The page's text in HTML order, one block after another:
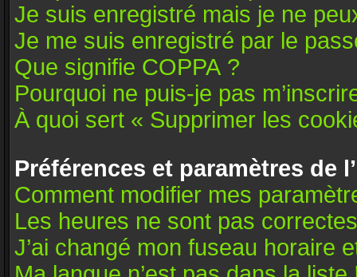
Je suis enregistré mais je ne
Je me suis enregistré par le
Que signifie COPPA ?
Pourquoi ne puis-je pas
À quoi sert « Supprimer les
Préférences et paramètres de
Comment modifier mes
Les heures ne sont pas
J’ai changé mon fuseau horaire